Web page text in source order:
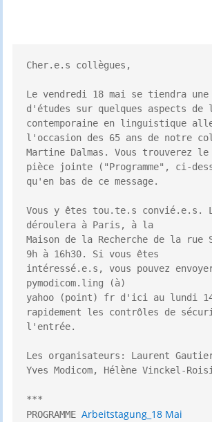
Cher.e.s collègues,
Le vendredi 18 mai se tiendra une
d'études sur quelques aspects de
contemporaine en linguistique
l'occasion des 65 ans de notre
Martine Dalmas. Vous trouverez le
pièce jointe ("Programme", ci-
qu'en bas de ce message.
Vous y êtes tou.te.s convié.e.s.
déroulera à Paris, à la
Maison de la Recherche de la rue
9h à 16h30. Si vous êtes
intéressé.e.s, vous pouvez
pymodicom.ling (à)
yahoo (point) fr d'ici au lundi 14
rapidement les contrôles de
l'entrée.
Les organisateurs: Laurent
Yves Modicom, Hélène Vinckel-
***
PROGRAMME Arbeitstagung_18 Mai